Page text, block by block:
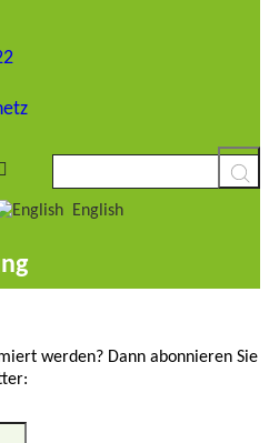
English
werden? Dann abonnieren Sie